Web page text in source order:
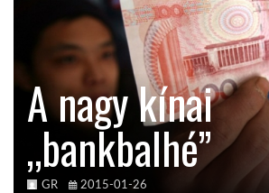
KÖZEL-KELET
AUSZTRÁLIA
A nagy kínai
„bankbalhé”
GR 2015-01-26